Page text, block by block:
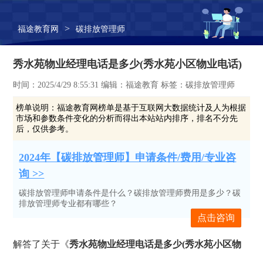
福途教育网 > 碳排放管理师
秀水苑物业经理电话是多少(秀水苑小区物业电话)
时间：2025/4/29 8:55:31 编辑：福途教育 标签：碳排放管理师
榜单说明：福途教育网榜单是基于互联网大数据统计及人为根据
市场和参数条件变化的分析而得出本站站内排序，排名不分先
后，仅供参考。
2024年【碳排放管理师】申请条件/费用/专业咨
询 >>
碳排放管理师申请条件是什么？碳排放管理师费用是多少？碳
排放管理师专业都有哪些？
点击咨询
解答了关于《秀水苑物业经理电话是多少(秀水苑小区物